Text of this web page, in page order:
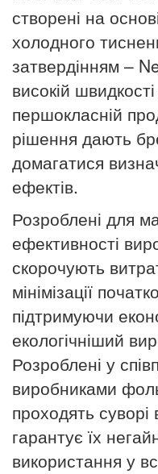
створені на
холодного
затвердінням –
високій
першокласній
рішення дають
домагатися
ефектів.
Розроблені для
ефективності
скорочують
мінімізації
підтримуючи
екологічніший
Розроблені у
виробниками
проходять
гарантує їх
використання у